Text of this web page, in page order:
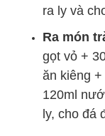
ra ly và
Ra món
gọt vỏ +
ăn kiêng
120ml
ly, cho đá